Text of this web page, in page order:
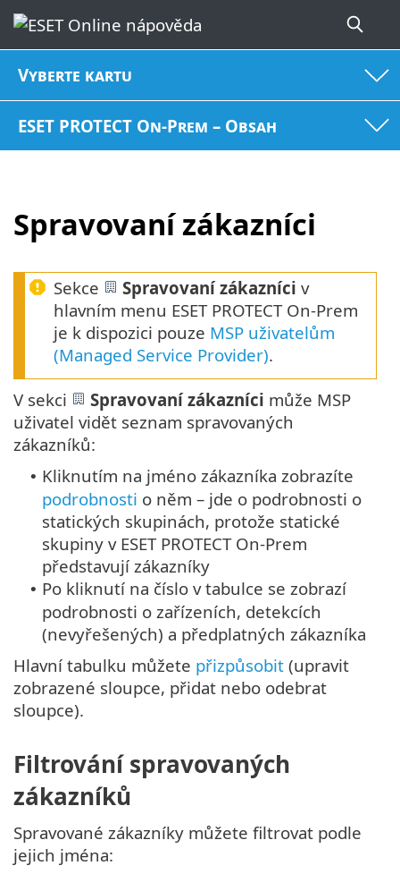
Vyberte kartu
ESET PROTECT On-Prem – Obsah
Spravovaní zákazníci
Sekce Spravovaní zákazníci v
hlavním menu ESET PROTECT On-Prem
je k dispozici pouze MSP uživatelům
(Managed Service Provider).
V sekci
Spravovaní zákazníci může MSP
uživatel vidět seznam spravovaných
zákazníků:
• Kliknutím na jméno zákazníka zobrazíte
podrobnosti o něm – jde o podrobnosti o
statických skupinách, protože statické
skupiny v ESET PROTECT On-Prem
představují zákazníky
• Po kliknutí na číslo v tabulce se zobrazí
podrobnosti o zařízeních, detekcích
(nevyřešených) a předplatných zákazníka
Hlavní tabulku můžete přizpůsobit (upravit
zobrazené sloupce, přidat nebo odebrat
sloupce).
Filtrování spravovaných
zákazníků
Spravované zákazníky můžete filtrovat podle
jejich jména: